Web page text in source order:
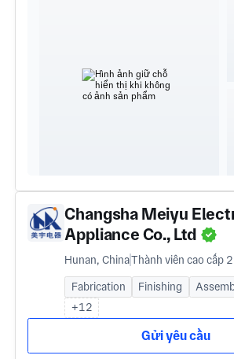
Changsha Meiyu
Appliance Co., Ltd
Hunan, ChinaThành viên cao cấp
Fabrication Finishing
+12
Gửi yêu cầu